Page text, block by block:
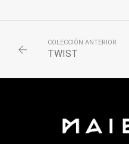
COLECCIÓN ANTERIOR
TWIST